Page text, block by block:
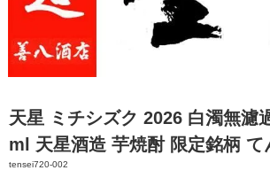
天星 ミチシズク 2026 白濁無濾
ml 天星酒造 芋焼酎 限定銘柄 て
tensei720-002